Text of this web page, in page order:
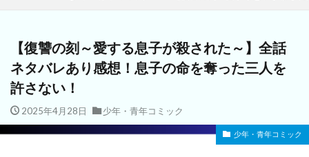
【復讐の刻～愛する息子が殺された～】全話
ネタバレあり感想！息子の命を奪った三人を
許さない！
2025年4月28日 少年・青年コミック
少年・青年コミック